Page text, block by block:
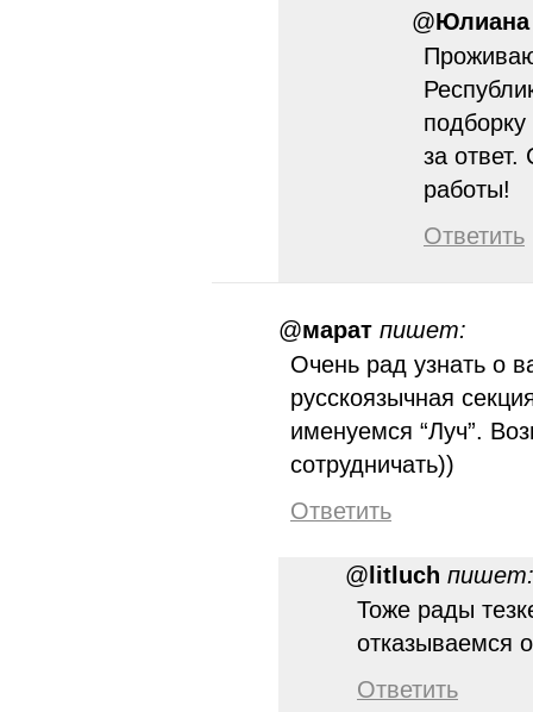
@Юлиана
за
работы!
Ответить
@марат пишет:
Очень рад узнать о
русскоязычная
именуемся “Луч”.
сотрудничать))
Ответить
@ litluch пишет:
Тоже рады
отказываемся
Ответить